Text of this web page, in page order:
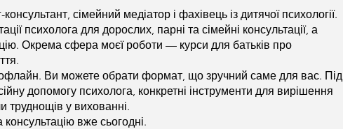
сімейний медіатор і фахівець із дитячої психології.
психолога для дорослих, парні та сімейні консультації, а
Окрема сфера моєї роботи — курси для батьків про
офлайн. Ви можете обрати формат, що зручний саме для вас. Під
допомогу психолога, конкретні інструменти для вирішення
труднощів у вихованні.
вже сьогодні.